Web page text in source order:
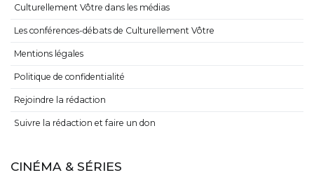
Culturellement Vôtre dans les médias
Les conférences-débats de Culturellement Vôtre
Mentions légales
Politique de confidentialité
Rejoindre la rédaction
Suivre la rédaction et faire un don
CINÉMA & SÉRIES